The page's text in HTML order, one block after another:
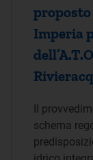
Imperia
Il
schema